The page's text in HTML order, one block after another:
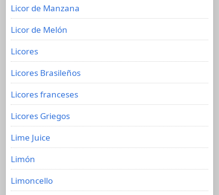
Licor de Manzana
Licor de Melón
Licores
Licores Brasileños
Licores franceses
Licores Griegos
Lime Juice
Limón
Limoncello